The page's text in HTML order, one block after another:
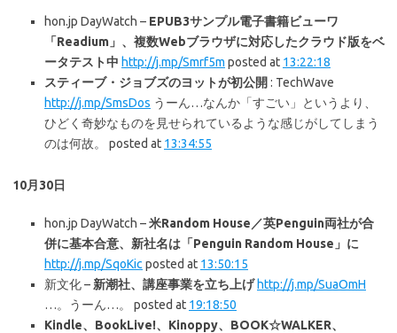
hon.jp DayWatch – EPUB3サンプル電子書籍ビューワ
「Readium」、複数Webブラウザに対応したクラウド版をベ
ータテスト中 http://j.mp/Smrf5m posted at 13:22:18
スティーブ・ジョブズのヨットが初公開 : TechWave
http://j.mp/SmsDos うーん…なんか「すごい」というより、
ひどく奇妙なものを見せられているような感じがしてしまう
のは何故。 posted at 13:34:55
10月30日
hon.jp DayWatch –米Random House／英Penguin両社が合
併に基本合意、新社名は「Penguin Random House」に
http://j.mp/SqoKic posted at 13:50:15
新文化 – 新潮社、講座事業を立ち上げ http://j.mp/SuaOmH
…。うーん…。 posted at 19:18:50
Kindle、BookLive!、Kinoppy、BOOK☆WALKER、